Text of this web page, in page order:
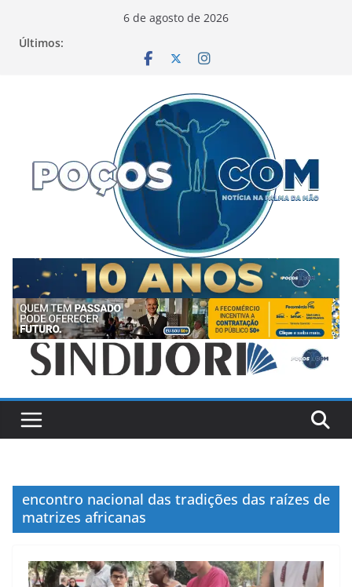
6 de agosto de 2026
Últimos:
encontro nacional das tradições das raízes de
matrizes africanas